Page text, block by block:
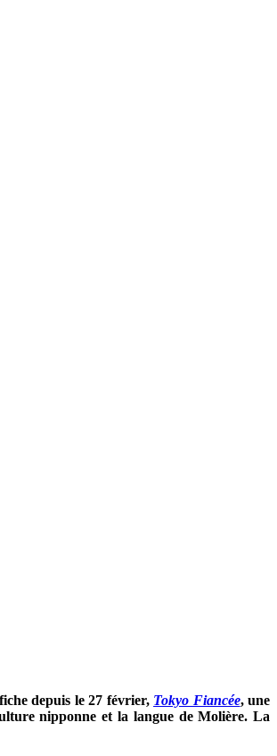
depuis le 27 février, Tokyo Fiancée, une
nipponne et la langue de Molière. La